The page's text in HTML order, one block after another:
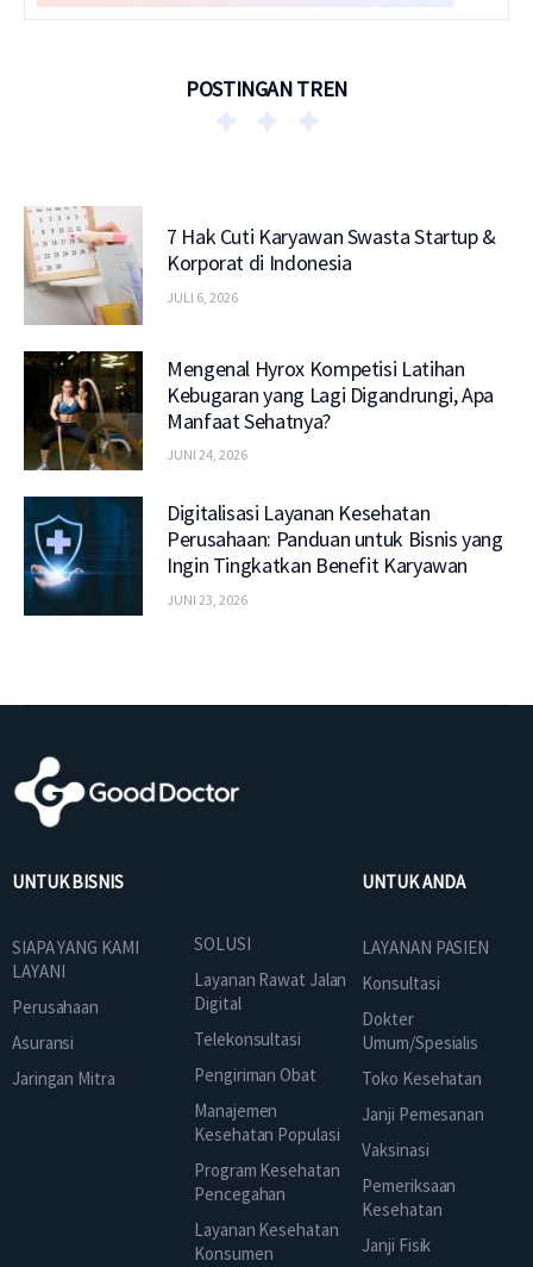
POSTINGAN TREN
7 Hak Cuti Karyawan Swasta Startup &
Korporat di Indonesia
JULI 6, 2026
Mengenal Hyrox Kompetisi Latihan
Kebugaran yang Lagi Digandrungi, Apa
Manfaat Sehatnya?
JUNI 24, 2026
Digitalisasi Layanan Kesehatan
Perusahaan: Panduan untuk Bisnis yang
Ingin Tingkatkan Benefit Karyawan
JUNI 23, 2026
UNTUK BISNIS
SIAPA YANG KAMI
LAYANI
Perusahaan
Asuransi
Jaringan Mitra
SOLUSI
Layanan Rawat Jalan
Digital
Telekonsultasi
Pengiriman Obat
Manajemen
Kesehatan Populasi
Program Kesehatan
Pencegahan
Layanan Kesehatan
Konsumen
UNTUK ANDA
LAYANAN PASIEN
Konsultasi
Dokter
Umum/Spesialis
Toko Kesehatan
Janji Pemesanan
Vaksinasi
Pemeriksaan
Kesehatan
Janji Fisik